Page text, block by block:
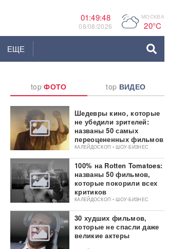
01:49:49
08/08/2026 P МОСКВА
20°C
ЕЩЕ
topФОТО top ВИДЕО
Шедевры кино, которые
не убедили зрителей:
названы 50 самых
переоцененных фильмов
КАЛЕЙДОСКОП • ШОУ-БИЗНЕС
100% на Rotten Tomatoes:
названы 50 фильмов,
которые покорили всех
критиков
КАЛЕЙДОСКОП • ШОУ-БИЗНЕС
30 худших фильмов,
которые не спасли даже
великие актеры